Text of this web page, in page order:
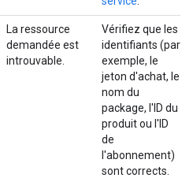
La ressource
demandée est
introuvable.
Vérifiez que les
identifiants (par
exemple, le
jeton d'achat, le
nom du
package, l'ID du
produit ou l'ID
de
l'abonnement)
sont corrects.